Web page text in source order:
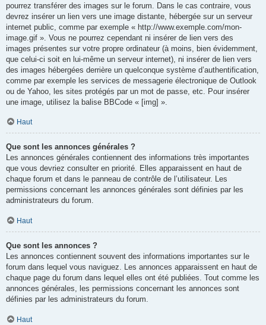
pourrez transférer des images sur le forum. Dans le cas contraire, vous
devrez insérer un lien vers une image distante, hébergée sur un serveur
internet public, comme par exemple « http://www.exemple.com/mon-
image.gif ». Vous ne pourrez cependant ni insérer de lien vers des
images présentes sur votre propre ordinateur (à moins, bien évidemment,
que celui-ci soit en lui-même un serveur internet), ni insérer de lien vers
des images hébergées derrière un quelconque système d’authentification,
comme par exemple les services de messagerie électronique de Outlook
ou de Yahoo, les sites protégés par un mot de passe, etc. Pour insérer
une image, utilisez la balise BBCode « [img] ».
Haut
Que sont les annonces générales ?
Les annonces générales contiennent des informations très importantes
que vous devriez consulter en priorité. Elles apparaissent en haut de
chaque forum et dans le panneau de contrôle de l’utilisateur. Les
permissions concernant les annonces générales sont définies par les
administrateurs du forum.
Haut
Que sont les annonces ?
Les annonces contiennent souvent des informations importantes sur le
forum dans lequel vous naviguez. Les annonces apparaissent en haut de
chaque page du forum dans lequel elles ont été publiées. Tout comme les
annonces générales, les permissions concernant les annonces sont
définies par les administrateurs du forum.
Haut